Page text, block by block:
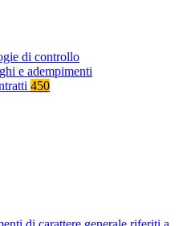
di controllo
e adempimenti
450